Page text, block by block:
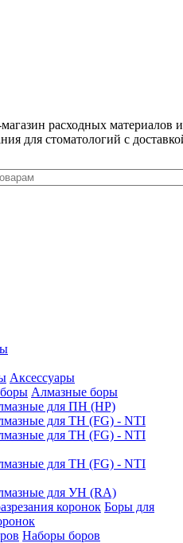
расходных материалов и
для стоматологий с
Аксессуары
Алмазные боры
для ПН (HP)
для ТН (FG) - NTI
для ТН (FG) - NTI
для ТН (FG) - NTI
для УН (RA)
Боры для
Наборы боров